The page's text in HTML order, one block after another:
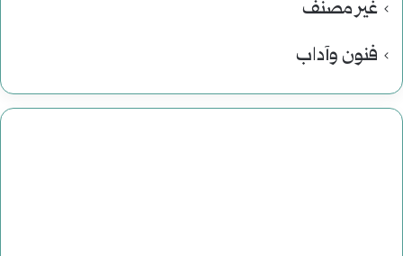
غير مصنف
فنون وآداب